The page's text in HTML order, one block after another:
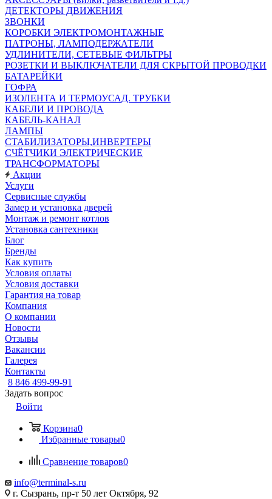
ДЕТЕКТОРЫ ДВИЖЕНИЯ
ЗВОНКИ
КОРОБКИ ЭЛЕКТРОМОНТАЖНЫЕ
ПАТРОНЫ, ЛАМПОДЕРЖАТЕЛИ
УДЛИНИТЕЛИ, СЕТЕВЫЕ ФИЛЬТРЫ
РОЗЕТКИ И ВЫКЛЮЧАТЕЛИ ДЛЯ СКРЫТОЙ ПРОВОДКИ
БАТАРЕЙКИ
ГОФРА
ИЗОЛЕНТА И ТЕРМОУСАД. ТРУБКИ
КАБЕЛИ И ПРОВОДА
КАБЕЛЬ-КАНАЛ
ЛАМПЫ
СТАБИЛИЗАТОРЫ,ИНВЕРТЕРЫ
СЧЁТЧИКИ ЭЛЕКТРИЧЕСКИЕ
ТРАНСФОРМАТОРЫ
Акции
Услуги
Сервисные службы
Замер и установка дверей
Монтаж и ремонт котлов
Установка сантехники
Блог
Бренды
Как купить
Условия оплаты
Условия доставки
Гарантия на товар
Компания
О компании
Новости
Отзывы
Вакансии
Галерея
Контакты
8 846 499-99-91
Задать вопрос
Войти
Корзина0
Избранные товары0
Сравнение товаров0
info@terminal-s.ru
г. Сызрань, пр-т 50 лет Октября, 92